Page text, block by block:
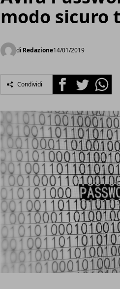
modo sicuro
di Redazione14/01/2019
Condividi FacebookTwitter